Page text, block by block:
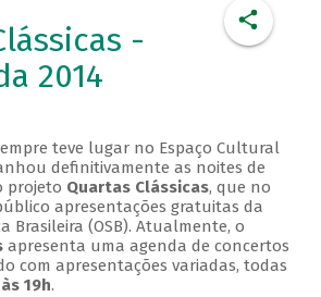
-
2014
teve lugar no Espaço Cultural
definitivamente as noites de
projeto Quartas Clássicas, que no
apresentações gratuitas da
Brasileira (OSB). Atualmente, o
apresenta uma agenda de concertos
com apresentações variadas, todas
19h.